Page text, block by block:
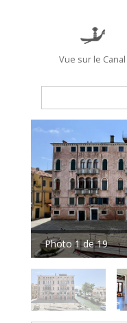
Vue sur le Canal
Photo 1 de 19